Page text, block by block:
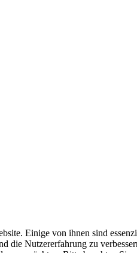
Einige von ihnen sind
die Nutzererfahrung zu